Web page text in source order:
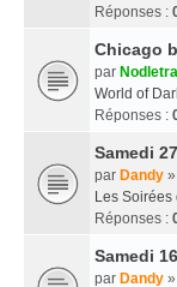
Réponses :
Chicago
par
World of
Réponses :
Samedi
par Dandy
Les Soirées
Réponses :
Samedi
par Dandy